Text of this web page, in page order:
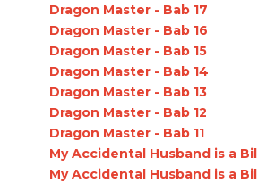
Dragon Master - Bab 17
Dragon Master - Bab 16
Dragon Master - Bab 15
Dragon Master - Bab 14
Dragon Master - Bab 13
Dragon Master - Bab 12
Dragon Master - Bab 11
My Accidental Husband is a
My Accidental Husband is a